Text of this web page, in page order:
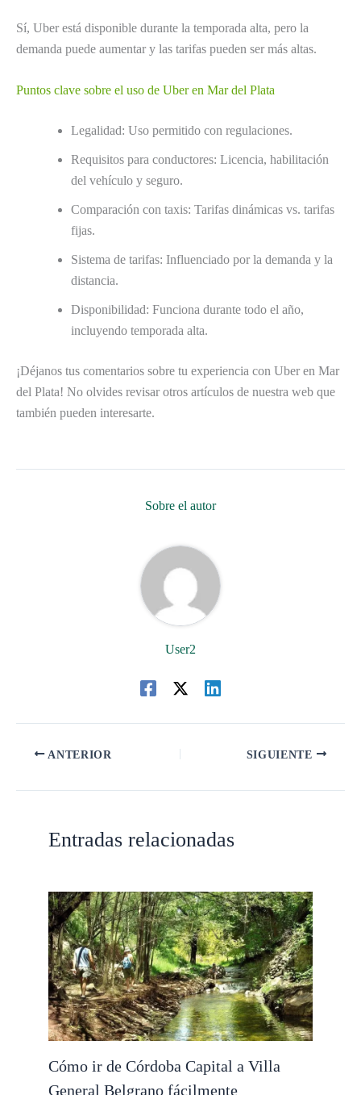
Sí, Uber está disponible durante la temporada alta, pero la
demanda puede aumentar y las tarifas pueden ser más altas.
Puntos clave sobre el uso de Uber en Mar del Plata
Legalidad: Uso permitido con regulaciones.
Requisitos para conductores: Licencia, habilitación
del vehículo y seguro.
Comparación con taxis: Tarifas dinámicas vs. tarifas
fijas.
Sistema de tarifas: Influenciado por la demanda y la
distancia.
Disponibilidad: Funciona durante todo el año,
incluyendo temporada alta.
¡Déjanos tus comentarios sobre tu experiencia con Uber en Mar
del Plata! No olvides revisar otros artículos de nuestra web que
también pueden interesarte.
Sobre el autor
User2
ANTERIOR SIGUIENTE
Entradas relacionadas
Cómo ir de Córdoba Capital a Villa
General Belgrano fácilmente